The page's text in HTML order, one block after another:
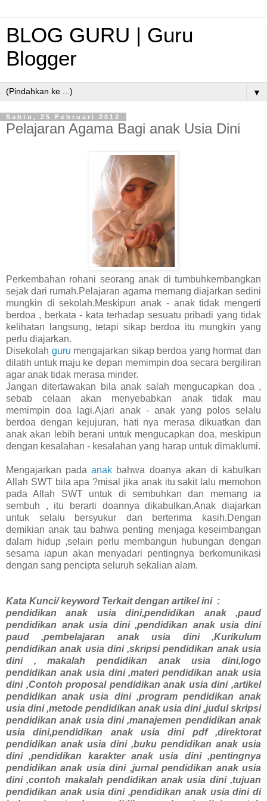
BLOG GURU | Guru
Blogger
▼
Sabtu, 25 Februari 2012
Pelajaran Agama Bagi anak Usia Dini
Perkembahan rohani seorang anak di tumbuhkembangkan
sejak dari rumah.Pelajaran agama memang diajarkan sedini
mungkin di sekolah.Meskipun anak - anak tidak mengerti
berdoa , berkata - kata terhadap sesuatu pribadi yang tidak
kelihatan langsung, tetapi sikap berdoa itu mungkin yang
perlu diajarkan.
Disekolah guru mengajarkan sikap berdoa yang hormat dan
dilatih untuk maju ke depan memimpin doa secara bergiliran
agar anak tidak merasa minder.
Jangan ditertawakan bila anak salah mengucapkan doa ,
sebab celaan akan menyebabkan anak tidak mau
memimpin doa lagi.Ajari anak - anak yang polos selalu
berdoa dengan kejujuran, hati nya merasa dikuatkan dan
anak akan lebih berani untuk mengucapkan doa, meskipun
dengan kesalahan - kesalahan yang harap untuk dimaklumi.
Mengajarkan padaanak bahwa doanya akan di kabulkan
Allah SWT bila apa ?misal jika anak itu sakit lalu memohon
pada Allah SWT untuk di sembuhkan dan memang ia
sembuh , itu berarti doannya dikabulkan.Anak diajarkan
untuk selalu bersyukur dan berterima kasih.Dengan
demikian anak tau bahwa penting menjaga keseimbangan
dalam hidup ,selain perlu membangun hubungan dengan
sesama iapun akan menyadari pentingnya berkomunikasi
dengan sang pencipta seluruh sekalian alam.
Kata Kunci/ keyword Terkait dengan artikel ini :
pendidikan anak usia dini,pendidikan anak ,paud
pendidikan anak usia dini ,pendidikan anak usia dini
paud ,pembelajaran anak usia dini ,Kurikulum
pendidikan anak usia dini ,skripsi pendidikan anak usia
dini , makalah pendidikan anak usia dini,logo
pendidikan anak usia dini ,materi pendidikan anak usia
dini ,Contoh proposal pendidikan anak usia dini ,artikel
pendidikan anak usia dini ,program pendidikan anak
usia dini ,metode pendidikan anak usia dini ,judul skripsi
pendidikan anak usia dini ,manajemen pendidikan anak
usia dini,pendidikan anak usia dini pdf ,direktorat
pendidikan anak usia dini ,buku pendidikan anak usia
dini ,pendidikan karakter anak usia dini ,pentingnya
pendidikan anak usia dini ,jurnal pendidikan anak usia
dini ,contoh makalah pendidikan anak usia dini ,tujuan
pendidikan anak usia dini ,pendidikan anak usia dini di